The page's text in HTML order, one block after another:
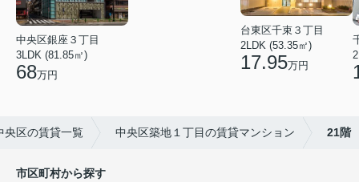
中央区銀座３丁目
3LDK (81.85㎡)
68万円
台東区千束３丁目
2LDK (53.35㎡)
17.95万円
央区の賃貸一覧 中央区築地１丁目の賃貸マンション 21階
市区町村から探す